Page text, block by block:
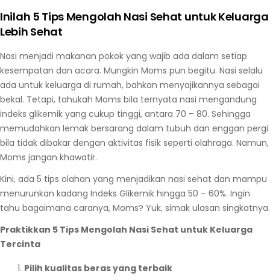
Inilah 5 Tips Mengolah Nasi Sehat untuk Keluarga
Lebih Sehat
Nasi menjadi makanan pokok yang wajib ada dalam setiap
kesempatan dan acara. Mungkin Moms pun begitu. Nasi selalu
ada untuk keluarga di rumah, bahkan menyajikannya sebagai
bekal. Tetapi, tahukah Moms bila ternyata nasi mengandung
indeks glikemik yang cukup tinggi, antara 70 – 80. Sehingga
memudahkan lemak bersarang dalam tubuh dan enggan pergi
bila tidak dibakar dengan aktivitas fisik seperti olahraga. Namun,
Moms jangan khawatir.
Kini, ada 5 tips olahan yang menjadikan nasi sehat dan mampu
menurunkan kadang Indeks Glikemik hingga 50 – 60%. Ingin
tahu bagaimana caranya, Moms? Yuk, simak ulasan singkatnya.
Praktikkan 5 Tips Mengolah Nasi Sehat untuk Keluarga
Tercinta
Pilih kualitas beras yang terbaik